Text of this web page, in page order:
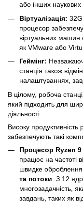
або інших
Віртуалізація:
процесор
віртуальних
як VMware або
Геймінг:
станція також
налаштуваннях,
В цілому, робоча
який підходить для
діяльності.
Високу продуктивність
забезпечують такі
Процесор Ryzen 9
працює на частоті
швидке оброблення
та потоки: З 12
многозадачність,
завдань, таких як